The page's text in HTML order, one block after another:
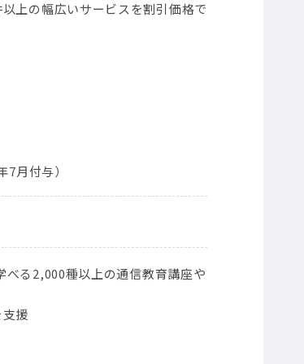
上の幅広いサービスを割引価格で
月付与）
べる2,000種以上の通信教育講座や
援